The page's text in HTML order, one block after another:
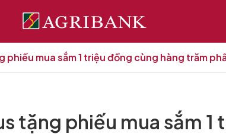
phiếu mua sắm 1 triệu đồng cùng hàng trăm
tặng phiếu mua sắm